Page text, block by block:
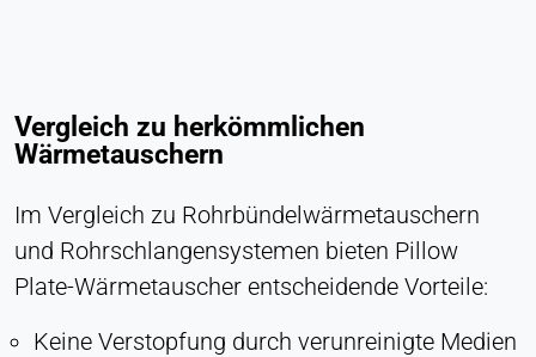
Vergleich zu herkömmlichen
Wärmetauschern
Im Vergleich zu Rohrbündelwärmetauschern
und Rohrschlangensystemen bieten Pillow
Plate-Wärmetauscher entscheidende Vorteile:
Keine Verstopfung durch verunreinigte Medien